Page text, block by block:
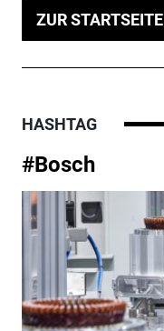
ZUR STARTSEITE
HASHTAG
#Bosch